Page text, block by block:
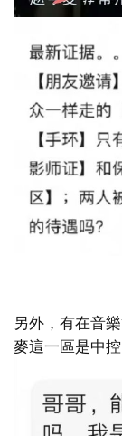
另外，有在音
麥這一區是中